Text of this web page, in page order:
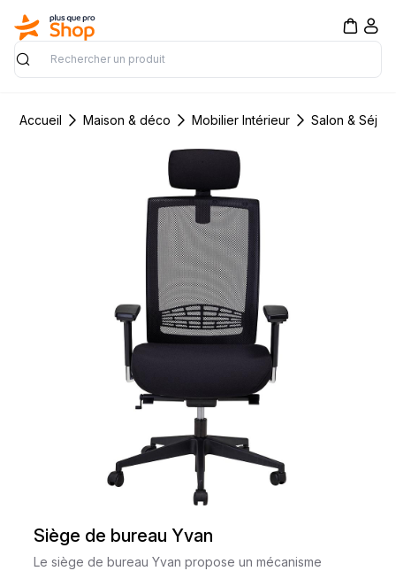
Rechercher
Accueil Maison & déco Mobilier Intérieur Salon &
Siège de bureau Yvan
Le siège de bureau Yvan propose un mécanisme